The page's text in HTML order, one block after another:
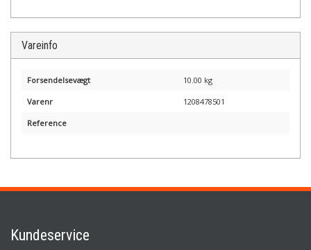
Vareinfo
Forsendelsevægt 10.00 kg
Varenr 1208478501
Reference
Kundeservice